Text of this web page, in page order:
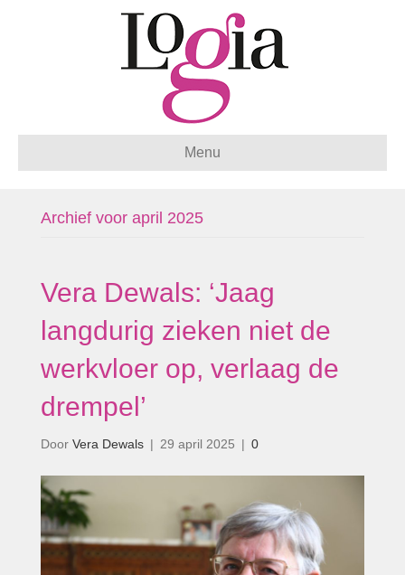
Menu
Archief voor april 2025
Vera Dewals: ‘Jaag
langdurig zieken niet de
werkvloer op, verlaag de
drempel’
Door Vera Dewals | 29 april 2025 | 0